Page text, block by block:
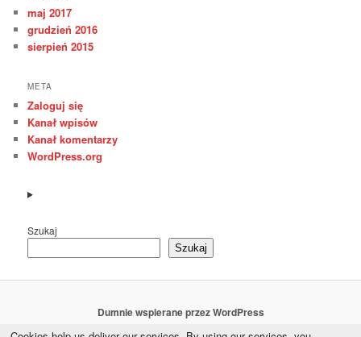
maj 2017
grudzień 2016
sierpień 2015
META
Zaloguj się
Kanał wpisów
Kanał komentarzy
WordPress.org
Szukaj
Szukaj
Dumnie wspierane przez WordPress